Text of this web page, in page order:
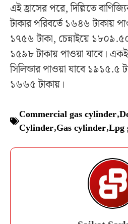
এই হ্রাসের পরে, দিল্লিতে
টাকার পরিবর্তে ১৬৪৬ টাকায়
১৭৫৬ টাকা, চেন্নাইয়ে
১৫৯৮ টাকায় পাওয়া যাবে।
সিলিন্ডার পাওয়া যাবে ১৯১৫.৫
১৬৬৫ টাকায়।
Commercial gas cylinder,
Cylinder,Gas cylinder,Lpg